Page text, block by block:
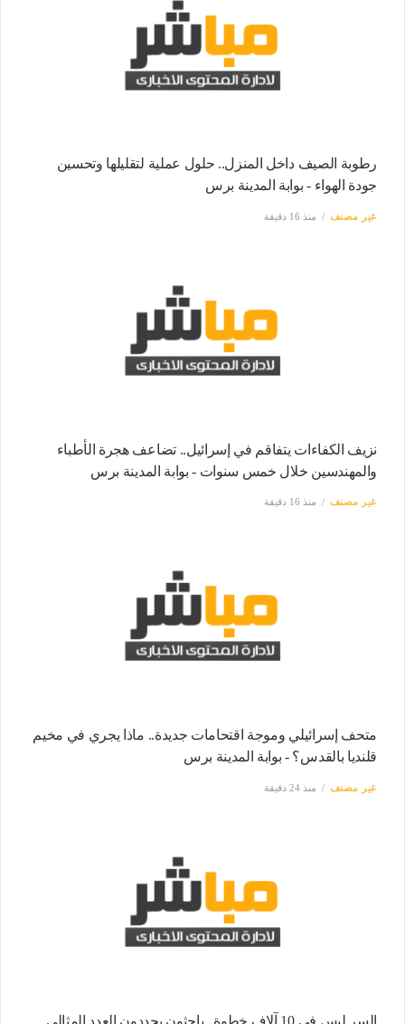
رطوبة الصيف داخل المنزل.. حلول عملية لتقليلها وتحسين
جودة الهواء - بوابة المدينة برس
غير مصنف منذ 16 دقيقة
نزيف الكفاءات يتفاقم في إسرائيل.. تضاعف هجرة الأطباء
والمهندسين خلال خمس سنوات - بوابة المدينة برس
غير مصنف منذ 16 دقيقة
متحف إسرائيلي وموجة اقتحامات جديدة.. ماذا يجري في مخيم
قلنديا بالقدس؟ - بوابة المدينة برس
غير مصنف منذ 24 دقيقة
السر ليس في 10 آلاف خطوة.. باحثون يحددون العدد المثالي